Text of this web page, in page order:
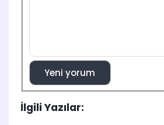
Yeni yorum
İlgili Yazılar: